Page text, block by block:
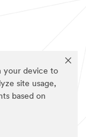
your device to
site usage,
based on